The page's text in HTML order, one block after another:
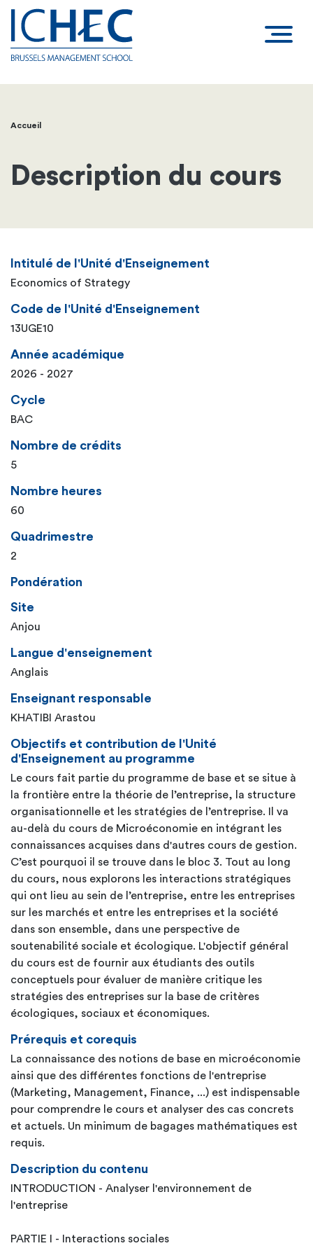
Fil
d'Ariane
Accueil
Description du cours
Intitulé de l'Unité d'Enseignement
Economics of Strategy
Code de l'Unité d'Enseignement
13UGE10
Année académique
2026 - 2027
Cycle
BAC
Nombre de crédits
5
Nombre heures
60
Quadrimestre
2
Pondération
Site
Anjou
Langue d'enseignement
Anglais
Enseignant responsable
KHATIBI Arastou
Objectifs et contribution de l'Unité
d'Enseignement au programme
Le cours fait partie du programme de base et se situe à
la frontière entre la théorie de l’entreprise, la structure
organisationnelle et les stratégies de l’entreprise. Il va
au-delà du cours de Microéconomie en intégrant les
connaissances acquises dans d'autres cours de gestion.
C’est pourquoi il se trouve dans le bloc 3. Tout au long
du cours, nous explorons les interactions stratégiques
qui ont lieu au sein de l’entreprise, entre les entreprises
sur les marchés et entre les entreprises et la société
dans son ensemble, dans une perspective de
soutenabilité sociale et écologique. L'objectif général
du cours est de fournir aux étudiants des outils
conceptuels pour évaluer de manière critique les
stratégies des entreprises sur la base de critères
écologiques, sociaux et économiques.
Prérequis et corequis
La connaissance des notions de base en microéconomie
ainsi que des différentes fonctions de l'entreprise
(Marketing, Management, Finance, ...) est indispensable
pour comprendre le cours et analyser des cas concrets
et actuels. Un minimum de bagages mathématiques est
requis.
Description du contenu
INTRODUCTION - Analyser l'environnement de
l'entreprise
PARTIE I - Interactions sociales